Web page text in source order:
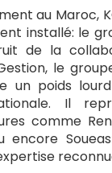
au Maroc,
installé: le
de la
le
un poids
Il
comme
encore